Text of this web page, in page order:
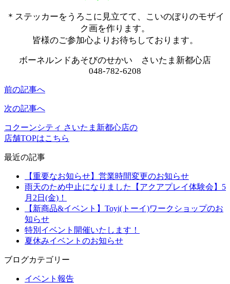
＊ステッカーをうろこに見立てて、こいのぼりのモザイ
ク画を作ります。
皆様のご参加心よりお待ちしております。
ボーネルンドあそびのせかい さいたま新都心店
048-782-6208
前の記事へ
次の記事へ
コクーンシティ さいたま新都心店の
店舗TOPはこちら
最近の記事
【重要なお知らせ】営業時間変更のお知らせ
雨天のため中止になりました【アクアプレイ体験会】5
月2日(金)！
【新商品&イベント】Toyi(トーイ)ワークショップのお
知らせ
特別イベント開催いたします！
夏休みイベントのお知らせ
ブログカテゴリー
イベント報告